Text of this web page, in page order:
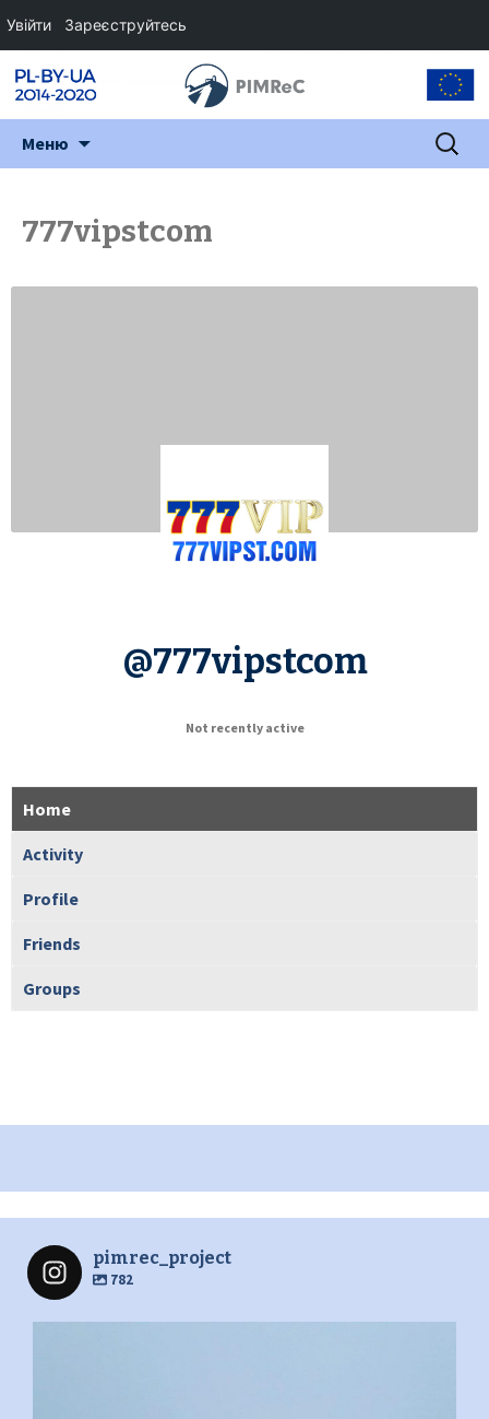
Меню Пошук:
777vipstcom
@777vipstcom
Not recently active
Home
Activity
Profile
Friends
Groups
pimrec_project
782
Увійти Зареєструйтесь